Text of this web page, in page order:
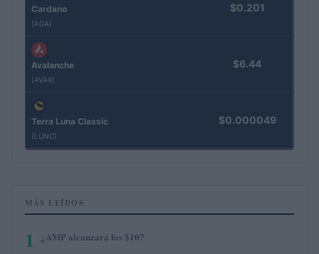
Cardano
(ADA)
$0.201
Avalanche
(AVAX)
$6.44
Terra Luna Classic
(LUNC)
$0.000049
MÁS LEÍDOS
1 ¿AMP alcanzará los $10?